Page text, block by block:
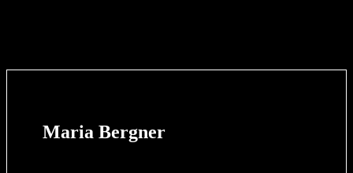
Maria Bergner